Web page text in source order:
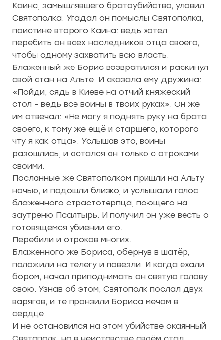
Каина, замышлявшего братоубийство, уловил
Святополка. Угадал он помыслы Святополка,
поистине второго Каина: ведь хотел
перебить он всех наследников отца своего,
чтобы одному захватить всю власть.
Блаженный же Борис возвратился и раскинул
свой стан на Альте. И сказала ему дружина:
«Пойди, сядь в Киеве на отчий княжеский
стол – ведь все воины в твоих руках». Он же
им отвечал: «Не могу я поднять руку на брата
своего, к тому же ещё и старшего, которого
чту я как отца». Услышав это, воины
разошлись, и остался он только с отроками
своими.
Посланные же Святополком пришли на Альту
ночью, и подошли близко, и услышали голос
блаженного страстотерпца, поющего на
заутреню Псалтырь. И получил он уже весть о
готовящемся убиении его.
Перебили и отроков многих.
Блаженного же Бориса, обернув в шатёр,
положили на телегу и повезли. И когда ехали
бором, начал приподнимать он святую голову
свою. Узнав об этом, Святополк послал двух
варягов, и те пронзили Бориса мечом в
сердце.
И не остановился на этом убийстве окаянный